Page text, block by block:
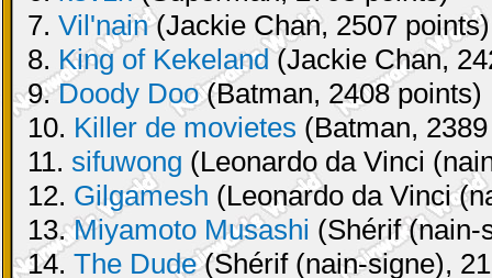
7. Vil'nain(Jackie Chan, 2507 points)
8. King of Kekeland(Jackie Chan,
9.Doody Doo(Batman, 2408 points)
10. Killer de movietes (Batman,
11. sifuwong (Leonardo da Vinci
12. Gilgamesh (Leonardo da Vinci
13.Miyamoto Musashi (Shérif (nain-
14. The Dude(Shérif (nain-signe),